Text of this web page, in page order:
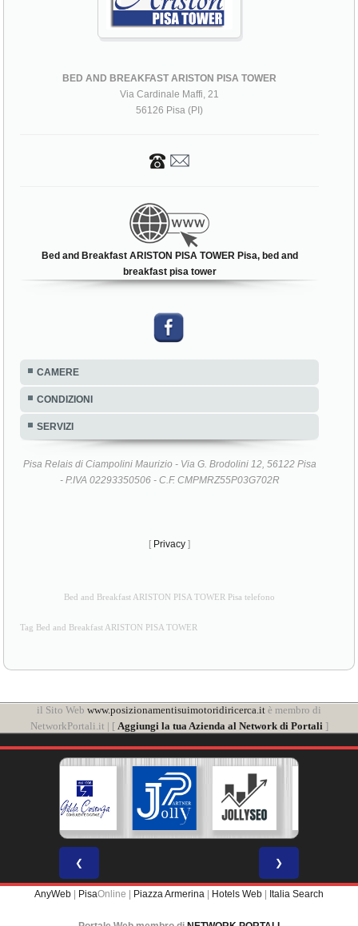
BED AND BREAKFAST ARISTON PISA TOWER
Via Cardinale Maffi, 21
56126 Pisa (PI)
Bed and Breakfast ARISTON PISA TOWER Pisa, bed and
breakfast pisa tower
CAMERE
CONDIZIONI
SERVIZI
Pisa Relais di Ciampolini Maurizio - Via G. Brodolini 12, 56122 Pisa
- P.IVA 02293350506 - C.F. CMPMRZ55P03G702R
[ Privacy ]
Bed and Breakfast ARISTON PISA TOWER Pisa telefono
Tag Bed and Breakfast ARISTON PISA TOWER
il Sito Web www.posizionamentisuimotoridiricerca.it è membro di
NetworkPortali.it | [ Aggiungi la tua Azienda al Network di Portali ]
❮ ❯
AnyWeb | PisaOnline | Piazza Armerina | Hotels Web | Italia Search